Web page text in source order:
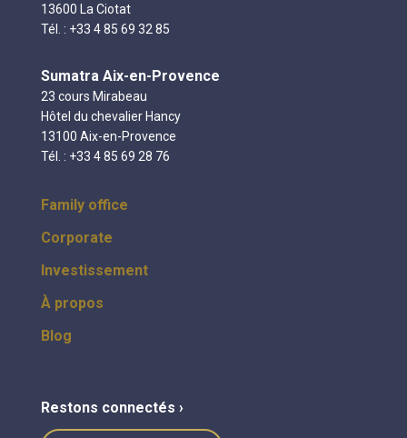
13600 La Ciotat
Tél. : +33 4 85 69 32 85
Sumatra Aix-en-Provence
23 cours Mirabeau
Hôtel du chevalier Hancy
13100 Aix-en-Provence
Tél. : +33 4 85 69 28 76
Family office
Corporate
Investissement
À propos
Blog
Restons connectés ›